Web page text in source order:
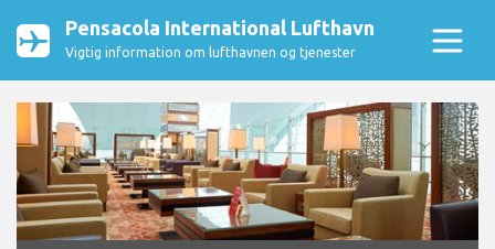
Pensacola International Lufthavn
Vigtig information om lufthavnen og tjenester